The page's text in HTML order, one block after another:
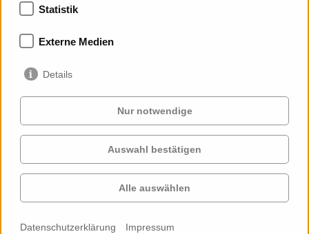
Mitgliedschaften
Services
Cases
Auftraggeber
Projekte
Profil
Kontakt
Statistik
Externe Medien
Details
Nur notwendige
Auswahl bestätigen
Alle auswählen
Datenschutzerklärung Impressum